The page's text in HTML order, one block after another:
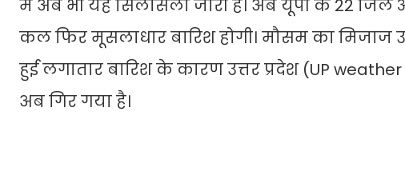
में अब भी यह सिलसिला जारी है। अब यूपी के 22
कल फिर मूसलाधार बारिश होगी। मौसम का मिजाज
हुई लगातार बारिश के कारण उत्तर प्रदेश (UP
अब गिर गया है।